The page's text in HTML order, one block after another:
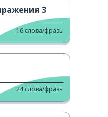
3
16 слова/фразы
24 слова/фразы